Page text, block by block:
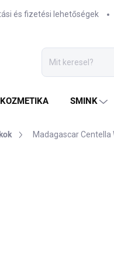
és fizetési lehetőségek
SMINK
Madagascar